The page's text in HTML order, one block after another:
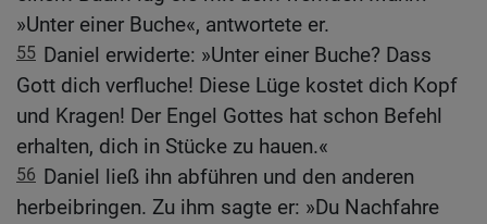
»Unter einer Buche«, antwortete er.
55 Daniel erwiderte: »Unter einer Buche? Dass
Gott dich verfluche! Diese Lüge kostet dich Kopf
und Kragen! Der Engel Gottes hat schon Befehl
erhalten, dich in Stücke zu hauen.«
56 Daniel ließ ihn abführen und den anderen
herbeibringen. Zu ihm sagte er: »Du Nachfahre